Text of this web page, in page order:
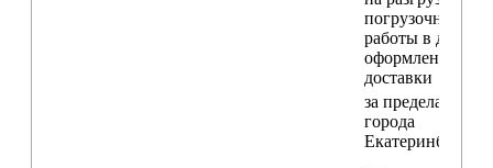
погрузочные
работы в день
оформления
доставки
за пределами
города
Екатеринбург